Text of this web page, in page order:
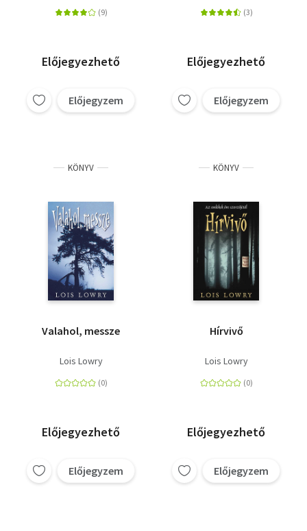
Előjegyezhető
Előjegyzem
Előjegyezhető
Előjegyzem
KÖNYV
Valahol, messze
Lois Lowry
Előjegyezhető
Előjegyzem
KÖNYV
Hírvivő
Lois Lowry
Előjegyezhető
Előjegyzem